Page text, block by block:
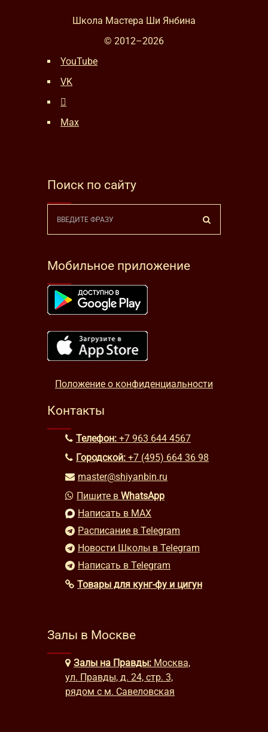
Школа Мастера Ши Янбина
© 2012–2026
YouTube
VK
Max
Поиск по сайту
Мобильное приложение
Положение о конфиденциальности
Контакты
Телефон: +7 963 644 4567
Городской: +7 (495) 664 36 98
master@shiyanbin.ru
Пишите в WhatsApp
Написать в MAX
Расписание в Telegram
Новости Школы в Telegram
Написать в Telegram
Товары для кунг-фу и цигун
Залы в Москве
Залы на Правды: Москва,
ул. Правды, д. 24, стр. 3,
рядом с м. Савеловская